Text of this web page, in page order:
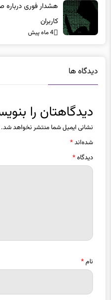
کاربران
نشانی ایمیل شما منتشر نخواهد شد.
شده‌اند*
دیدگاه*
ایمیل*